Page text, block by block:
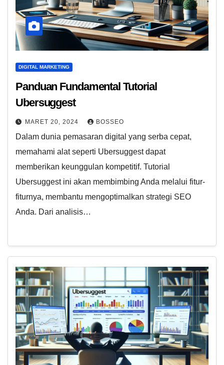
DIGITAL MARKETING
Panduan Fundamental Tutorial
Ubersuggest
MARET 20, 2024 BOSSEO
Dalam dunia pemasaran digital yang serba cepat,
memahami alat seperti Ubersuggest dapat
memberikan keunggulan kompetitif. Tutorial
Ubersuggest ini akan membimbing Anda melalui fitur-
fiturnya, membantu mengoptimalkan strategi SEO
Anda. Dari analisis…